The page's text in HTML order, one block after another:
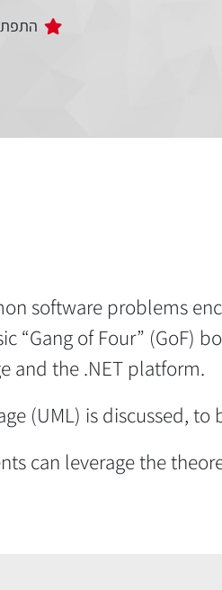
software problems
“Gang of Four” (GoF)
and the .NET platform.
(UML) is discussed,
can leverage the